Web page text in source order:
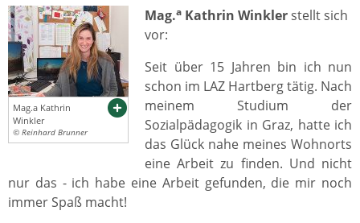
Mag.a Kathrin
Winkler
© Reinhard Brunner
Mag.a Kathrin Winklerstellt sich
vor:
Seit über 15 Jahren bin ich nun
schon im LAZ Hartberg tätig. Nach
meinem Studium der
Sozialpädagogik in Graz, hatte ich
das Glück nahe meines Wohnorts
eine Arbeit zu finden. Und nicht
nur das - ich habe eine Arbeit gefunden, die mir noch
immer Spaß macht!